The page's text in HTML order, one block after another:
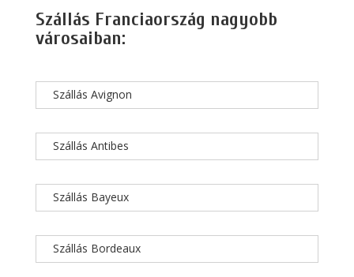
Szállás Franciaország nagyobb
városaiban:
Szállás Avignon
Szállás Antibes
Szállás Bayeux
Szállás Bordeaux